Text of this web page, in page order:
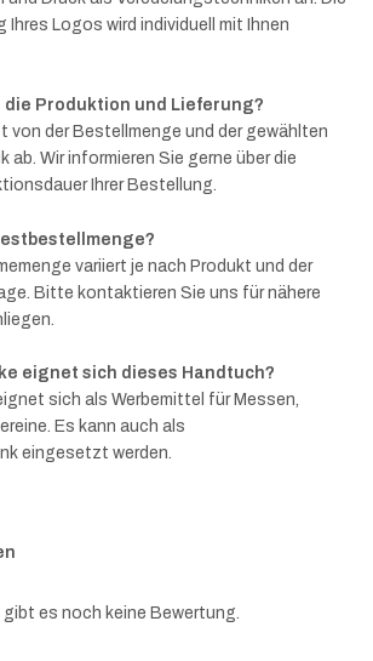
Ihres Logos wird individuell mit Ihnen
Produktion und Lieferung?
von der Bestellmenge und der gewählten
ab. Wir informieren Sie gerne über die
Ihrer Bestellung.
variiert je nach Produkt und der
Bitte kontaktieren Sie uns für nähere
eignet sich dieses Handtuch?
sich als Werbemittel für Messen,
Es kann auch als
eingesetzt werden.
es noch keine Bewertung.